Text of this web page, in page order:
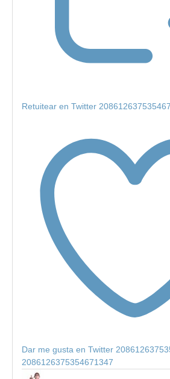
Retuitear en Twitter
Dar me gusta en Twitter
2086126375354671347